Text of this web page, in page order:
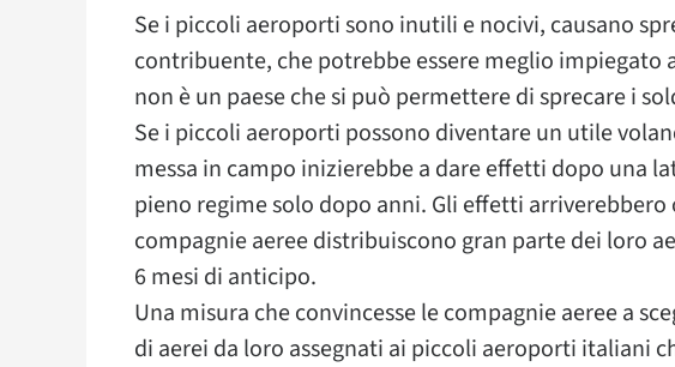
Se i piccoli aeroporti sono inutili e nocivi, causano
contribuente, che potrebbe essere meglio impiegato
non è un paese che si può permettere di sprecare i
Se i piccoli aeroporti possono diventare un utile
messa in campo inizierebbe a dare effetti dopo una
pieno regime solo dopo anni. Gli effetti
compagnie aeree distribuiscono gran parte dei loro
6 mesi di anticipo.
Una misura che convincesse le compagnie aeree a
di aerei da loro assegnati ai piccoli aeroporti italiani